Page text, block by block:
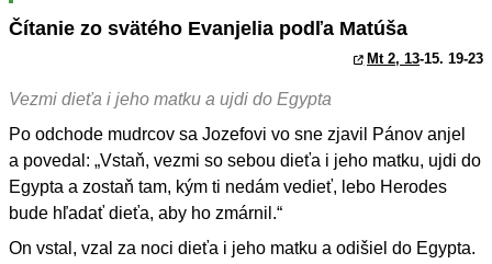
Čítanie zo svätého Evanjelia podľa Matúša
Mt 2, 13-15. 19-23
Vezmi dieťa i jeho matku a ujdi do Egypta
Po odchode mudrcov sa Jozefovi vo sne zjavil Pánov anjel
a povedal: „Vstaň, vezmi so sebou dieťa i jeho matku, ujdi do
Egypta a zostaň tam, kým ti nedám vedieť, lebo Herodes
bude hľadať dieťa, aby ho zmárnil.“
On vstal, vzal za noci dieťa i jeho matku a odišiel do Egypta.